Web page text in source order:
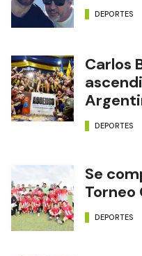
DEPORTES
Carlos
DEPORTES
Se
DEPORTES